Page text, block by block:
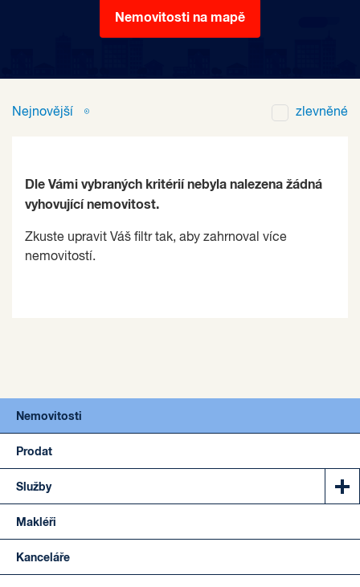
Nemovitosti na mapě
Nejnovější zlevněné
Dle Vámi vybraných kritérií nebyla nalezena žádná
vyhovující nemovitost.
Zkuste upravit Váš filtr tak, aby zahrnoval více
nemovitostí.
Nemovitosti
Prodat
Služby
Makléři
Kanceláře